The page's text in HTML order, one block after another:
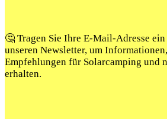
🤔 Tragen Sie Ihre E-Mail-Adresse
unseren Newsletter, um
Empfehlungen für Solarcamping und
erhalten.